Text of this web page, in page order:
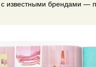
известными брендами —